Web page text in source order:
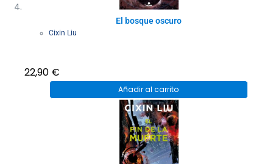
El bosque oscuro
Cixin Liu
22,90 €
Añadir al carrito